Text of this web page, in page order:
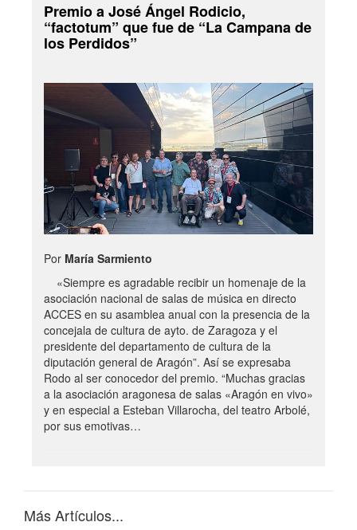
Premio a José Ángel Rodicio,
“factotum” que fue de “La Campana de
los Perdidos”
Por María Sarmiento
«Siempre es agradable recibir un homenaje de la
asociación nacional de salas de música en directo
ACCES en su asamblea anual con la presencia de la
concejala de cultura de ayto. de Zaragoza y el
presidente del departamento de cultura de la
diputación general de Aragón”. Así se expresaba
Rodo al ser conocedor del premio. “Muchas gracias
a la asociación aragonesa de salas «Aragón en vivo»
y en especial a Esteban Villarocha, del teatro Arbolé,
por sus emotivas…
Más Artículos...